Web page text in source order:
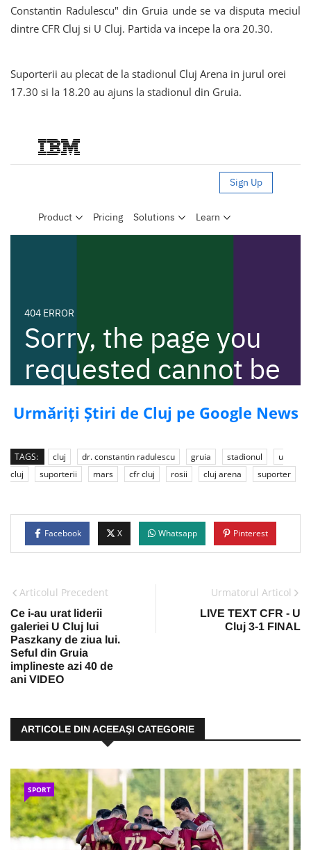
Constantin Radulescu" din Gruia unde se va disputa meciul
dintre CFR Cluj si U Cluj. Partida va incepe la ora 20.30.
Suporterii au plecat de la stadionul Cluj Arena in jurul orei
17.30 si la 18.20 au ajuns la stadionul din Gruia.
Urmăriți Știri de Cluj pe Google News
TAGS: cluj dr. constantin radulescu gruia stadionul
u
cluj
suporterii mars cfr cluj rosii cluj arena suporter
Facebook X Whatsapp Pinterest
Articolul Precedent
Ce i-au urat liderii
galeriei U Cluj lui
Paszkany de ziua lui.
Seful din Gruia
implineste azi 40 de
ani VIDEO
Urmatorul Articol
LIVE TEXT CFR - U
Cluj 3-1 FINAL
ARTICOLE DIN ACEEAŞI CATEGORIE
SPORT